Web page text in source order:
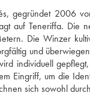
gegründet 2006
auf Teneriffa. Die
Die Winzer
und
individuell
Eingriff, um die
sich sowohl